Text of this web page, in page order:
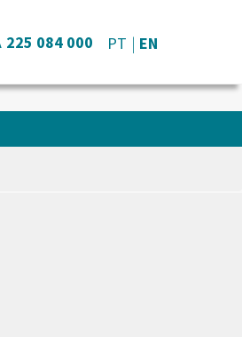
225 084 000 PT EN